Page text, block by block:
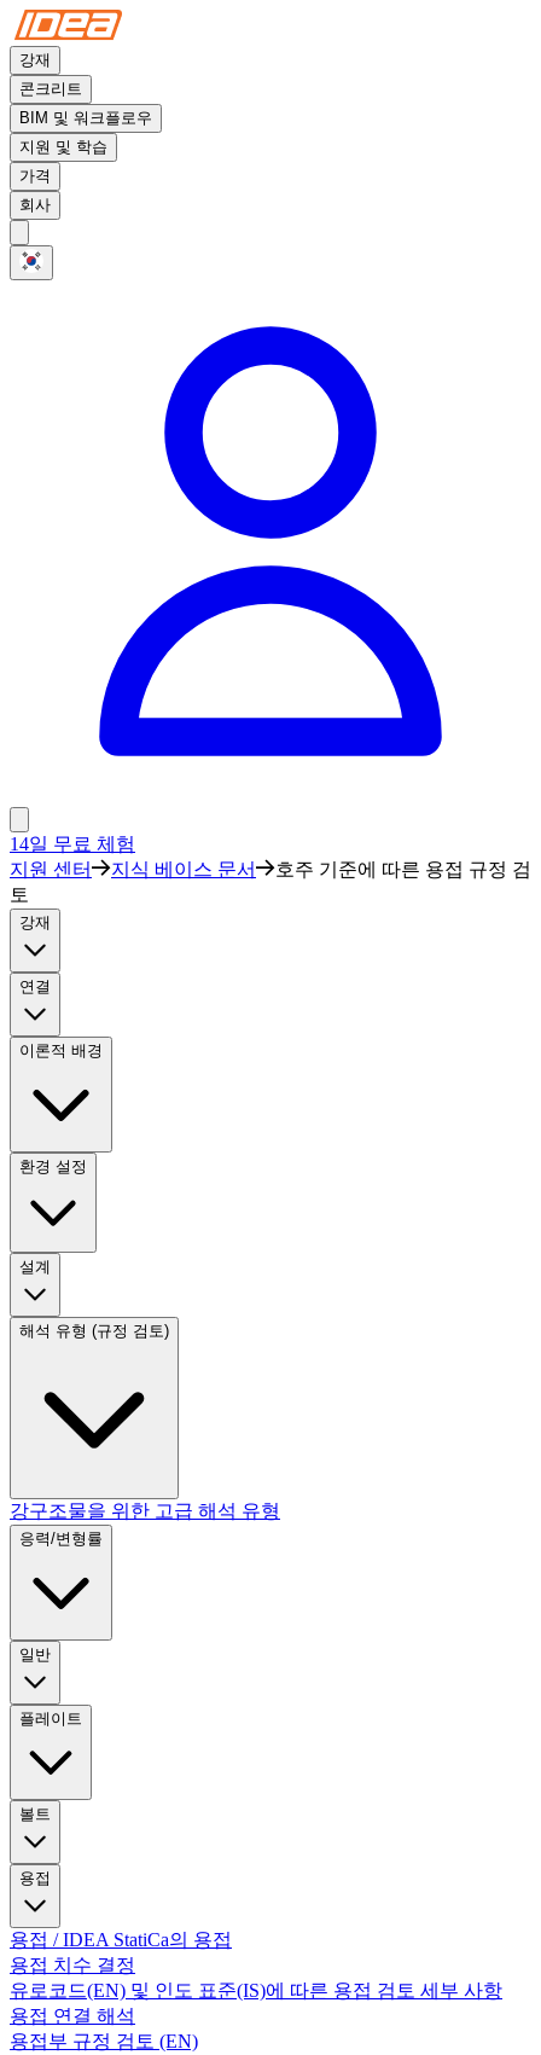
강재
콘크리트
BIM 및 워크플로우
지원 및 학습
가격
회사
14일 무료 체험
지원 센터
지식 베이스 문서
호주 기준에 따른 용접 규정 검
토
강재
연결
이론적 배경
환경 설정
설계
해석 유형 (규정 검토)
강구조물을 위한 고급 해석 유형
응력/변형률
일반
플레이트
볼트
용접
용접 / IDEA StatiCa의 용접
용접 치수 결정
유로코드(EN) 및 인도 표준(IS)에 따른 용접 검토 세부 사항
용접 연결 해석
용접부 규정 검토 (EN)